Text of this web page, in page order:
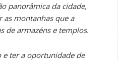
panorâmica da cidade,
as montanhas que a
de armazéns e templos.
e ter a oportunidade de